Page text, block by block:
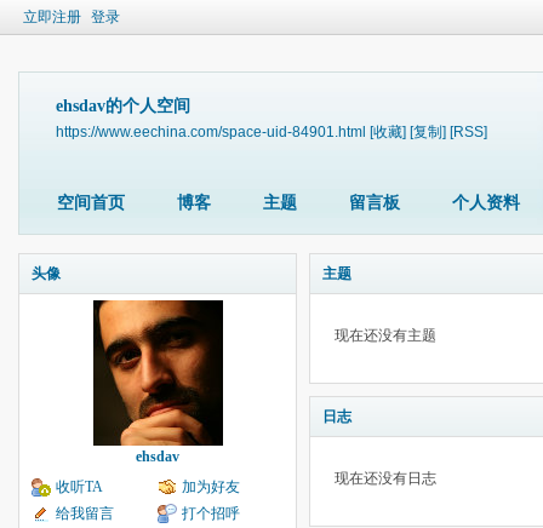
立即注册 登录
ehsdav的个人空间
https://www.eechina.com/space-uid-84901.html [收藏] [复制] [RSS]
空间首页 博客 主题 留言板 个人资料
头像
ehsdav
收听TA
加为好友
给我留言
打个招呼
主题
现在还没有主题
日志
现在还没有日志